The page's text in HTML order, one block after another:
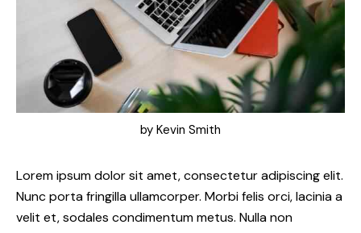
by Kevin Smith
Lorem ipsum dolor sit amet, consectetur adipiscing elit.
Nunc porta fringilla ullamcorper. Morbi felis orci, lacinia a
velit et, sodales condimentum metus. Nulla non